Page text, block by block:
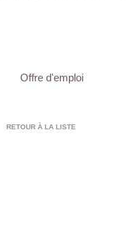
Offre d'emploi
RETOUR À LA LISTE